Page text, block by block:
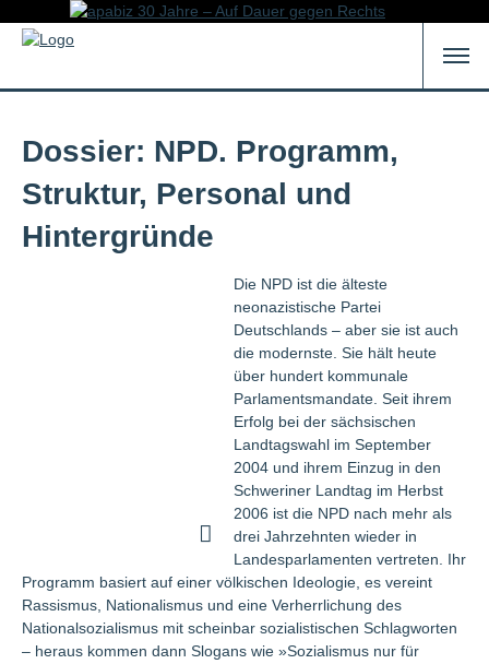
Dossier: NPD. Programm,
Struktur, Personal und
Hintergründe
Die NPD ist die älteste
neonazistische Partei
Deutschlands – aber sie ist auch
die modernste. Sie hält heute
über hundert kommunale
Parlamentsmandate. Seit ihrem
Erfolg bei der sächsischen
Landtagswahl im September
2004 und ihrem Einzug in den
Schweriner Landtag im Herbst
2006 ist die NPD nach mehr als
drei Jahrzehnten wieder in
Landesparlamenten vertreten. Ihr
Programm basiert auf einer völkischen Ideologie, es vereint
Rassismus, Nationalismus und eine Verherrlichung des
Nationalsozialismus mit scheinbar sozialistischen Schlagworten
– heraus kommen dann Slogans wie »Sozialismus nur für